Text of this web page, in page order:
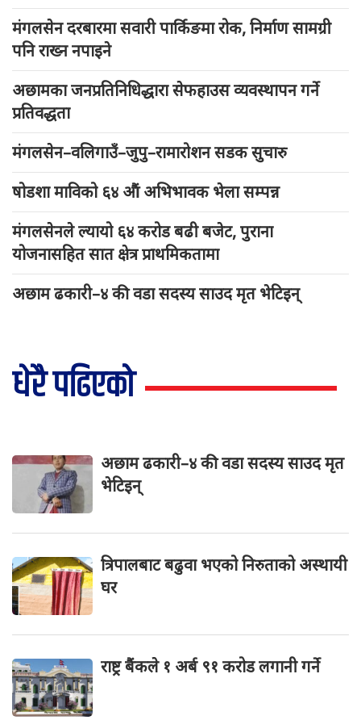
मंगलसेन दरबारमा सवारी पार्किङमा रोक, निर्माण सामग्री
पनि राख्न नपाइने
अछामका जनप्रतिनिधिद्धारा सेफहाउस व्यवस्थापन गर्ने
प्रतिवद्धता
मंगलसेन–वलिगाउँ–जुपु–रामारोशन सडक सुचारु
षोडशा माविको ६४ औं अभिभावक भेला सम्पन्न
मंगलसेनले ल्यायो ६४ करोड बढी बजेट, पुराना
योजनासहित सात क्षेत्र प्राथमिकतामा
अछाम ढकारी–४ की वडा सदस्य साउद मृत भेटिइन्
धेरै पढिएको
अछाम ढकारी–४ की वडा सदस्य साउद मृत
भेटिइन्
त्रिपालबाट बढुवा भएको निरुताको अस्थायी
घर
राष्ट्र बैंकले १ अर्ब ९१ करोड लगानी गर्ने